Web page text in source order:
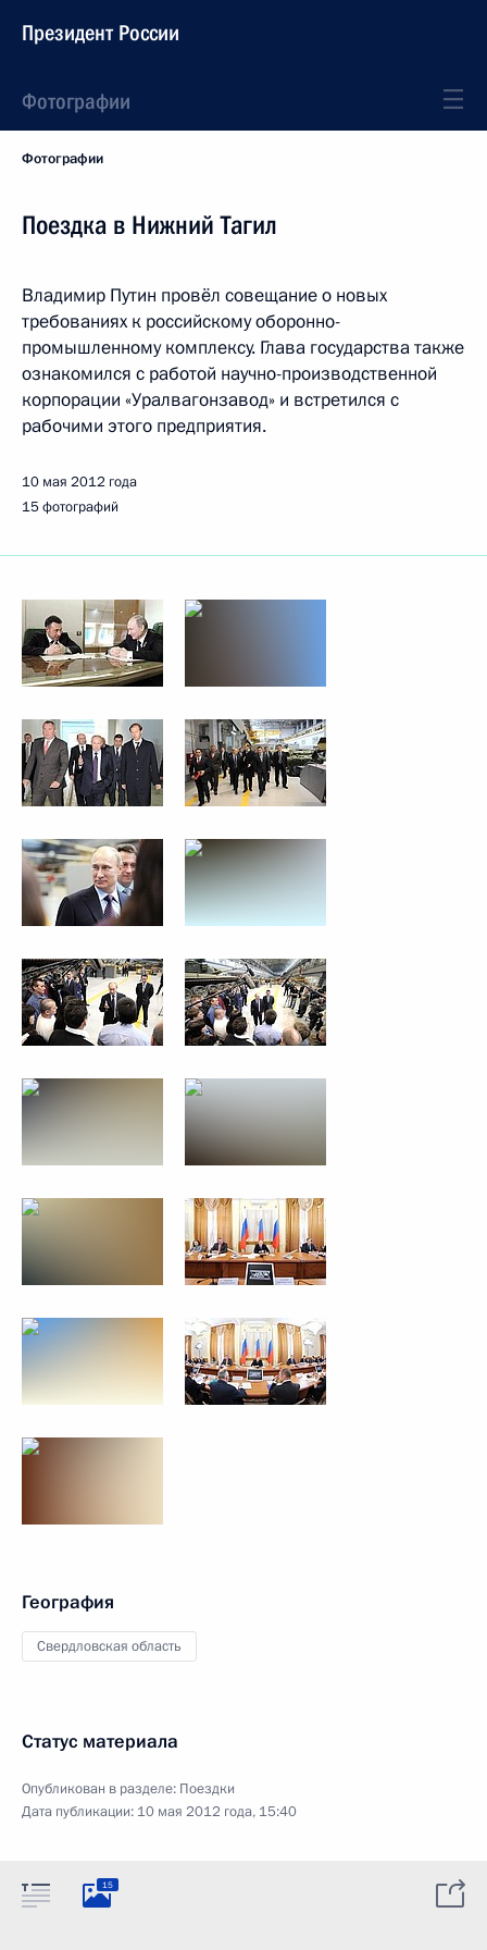
Президент России
Фотографии
Фотографии
Поездка в Нижний Тагил
Владимир Путин провёл совещание о новых
требованиях к российскому оборонно-
промышленному комплексу. Глава государства также
ознакомился с работой научно-производственной
корпорации «Уралвагонзавод» и встретился с
рабочими этого предприятия.
10 мая 2012 года
15 фотографий
География
Свердловская область
Статус материала
Опубликован в разделе: Поездки
Дата публикации: 10 мая 2012 года, 15:40
15